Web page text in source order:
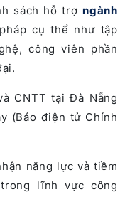
sách hỗ trợ ngành
cụ thể như tập
công viên phần
CNTT tại Đà Nẵng
(Báo điện tử Chính
năng lực và tiềm
lĩnh vực công